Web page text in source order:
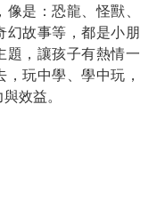
像是：恐龍、怪獸、
幻故事等，都是小朋
題，讓孩子有熱情一
，玩中學、學中玩，
效益。